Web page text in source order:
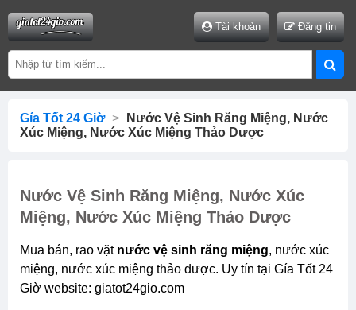
Tài khoản Đăng tin
Gía Tốt 24 Giờ >
Nước Vệ Sinh Răng Miệng, Nước
Xúc Miệng, Nước Xúc Miệng Thảo Dược
Nước Vệ Sinh Răng Miệng, Nước Xúc
Miệng, Nước Xúc Miệng Thảo Dược
Mua bán, rao vặt nước vệ sinh răng miệng, nước xúc
miệng, nước xúc miệng thảo dược. Uy tín tại Gía Tốt 24
Giờ website: giatot24gio.com